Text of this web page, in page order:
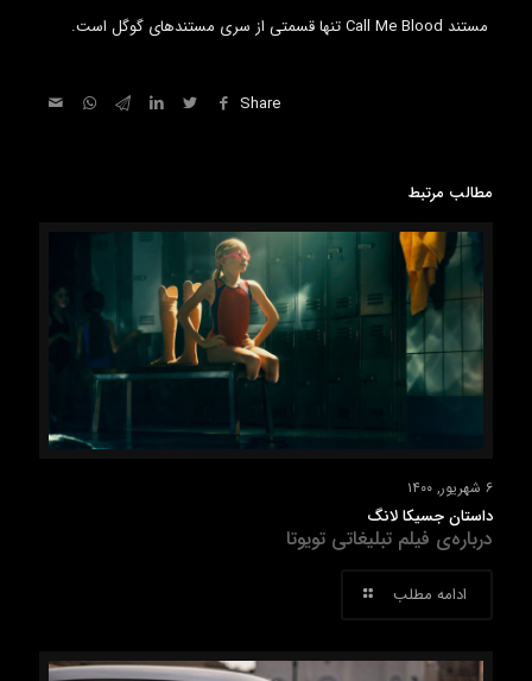
مستند Call Me Blood تنها قسمتی از سری مستندهای گوگل است.
Share
مطالب مرتبط
۶ شهریور, ۱۴۰۰
داستان جسیکا لانگ
درباره‌ی فیلم تبلیغاتی تویوتا
ادامه مطلب